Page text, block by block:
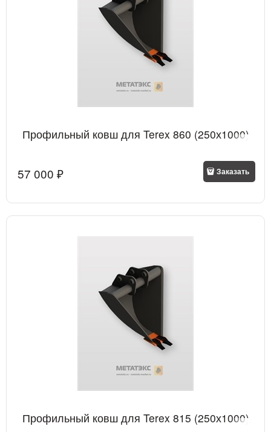
Профильный ковш для Terex 860 (250х1000)
57 000 ₽ Заказать
Профильный ковш для Terex 815 (250х1000)